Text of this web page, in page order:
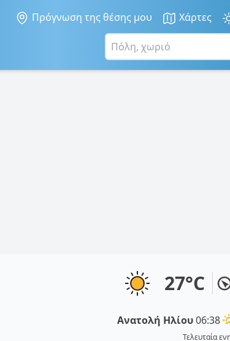
Πρόγνωση της θέσης μου Χάρτες
27°C
Ανατολή Ηλίου06:38
Τελευταία